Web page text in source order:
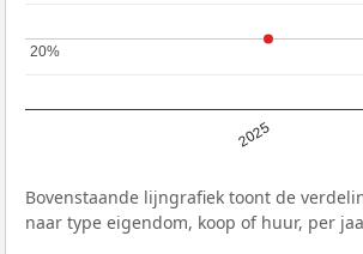
2025
20%
20%
Bovenstaande lijngrafiek toont de
naar type eigendom, koop of huur, per